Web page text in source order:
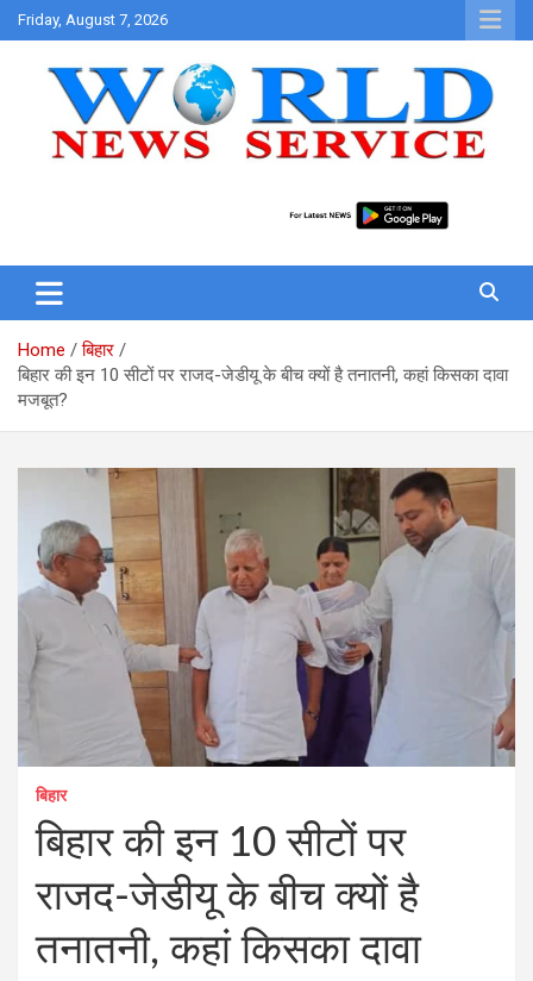
Skip
to
Friday, August 7, 2026
Home
बिहार
बिहार की इन 10 सीटों पर राजद-जेडीयू के बीच क्यों है तनातनी, कहां किसका दावा
मजबूत?
बिहार
बिहार की इन 10 सीटों पर
राजद-जेडीयू के बीच क्यों है
तनातनी, कहां किसका दावा